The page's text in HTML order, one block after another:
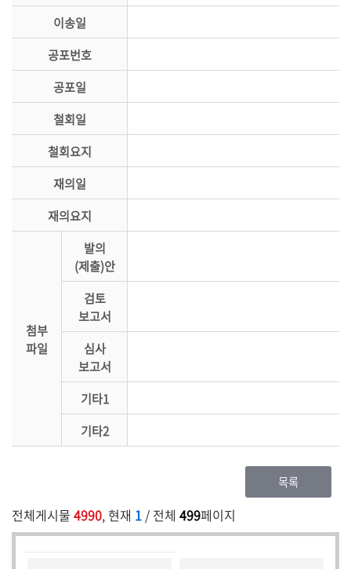
용
이송일
공포번호
공포일
철회일
철회요지
재의일
재의요지
첨부
파일
발의
(제출)안
검토
보고서
심사
보고서
기타1
기타2
목록
전체게시물 4990, 현재 1 / 전체 499페이지